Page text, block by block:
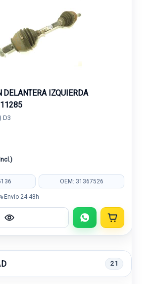
IZQUIERDA
D3
OEM: 31367526
Envío 24-48h
21